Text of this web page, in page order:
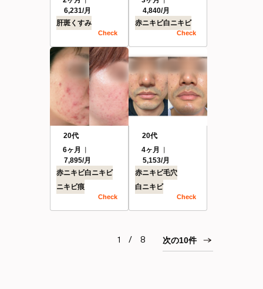
6,231/月
肝斑 くすみ
Check
4,840/月
赤ニキビ白ニキビ
Check
20代
6ヶ月
7,895/月
赤ニキビ白ニキビ
ニキビ痕
Check
20代
4ヶ月
5,153/月
赤ニキビ毛穴
白ニキビ
Check
1 / 8 次の10件